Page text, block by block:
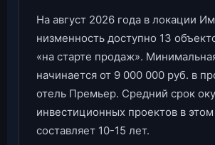
На август 2026 года в локации
низменность доступно 13
«на старте продаж».
начинается от 9 000 000 руб. в
отель Премьер. Средний срок
инвестиционных проектов в
составляет 10-15 лет.